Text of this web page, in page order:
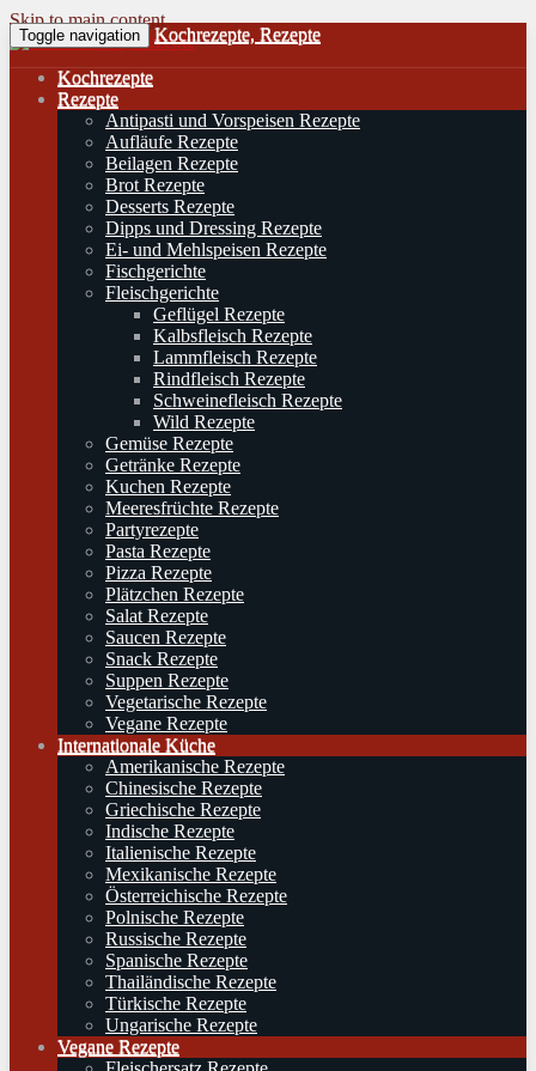
Skip to main content
Toggle navigation Kochrezepte, Rezepte
Kochrezepte
Rezepte
Antipasti und Vorspeisen Rezepte
Aufläufe Rezepte
Beilagen Rezepte
Brot Rezepte
Desserts Rezepte
Dipps und Dressing Rezepte
Ei- und Mehlspeisen Rezepte
Fischgerichte
Fleischgerichte
Geflügel Rezepte
Kalbsfleisch Rezepte
Lammfleisch Rezepte
Rindfleisch Rezepte
Schweinefleisch Rezepte
Wild Rezepte
Gemüse Rezepte
Getränke Rezepte
Kuchen Rezepte
Meeresfrüchte Rezepte
Partyrezepte
Pasta Rezepte
Pizza Rezepte
Plätzchen Rezepte
Salat Rezepte
Saucen Rezepte
Snack Rezepte
Suppen Rezepte
Vegetarische Rezepte
Vegane Rezepte
Internationale Küche
Amerikanische Rezepte
Chinesische Rezepte
Griechische Rezepte
Indische Rezepte
Italienische Rezepte
Mexikanische Rezepte
Österreichische Rezepte
Polnische Rezepte
Russische Rezepte
Spanische Rezepte
Thailändische Rezepte
Türkische Rezepte
Ungarische Rezepte
Vegane Rezepte